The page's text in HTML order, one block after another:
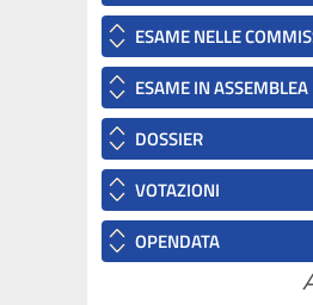
ESAME NELLE
ESAME IN ASSEMBLEA
DOSSIER
VOTAZIONI
OPENDATA